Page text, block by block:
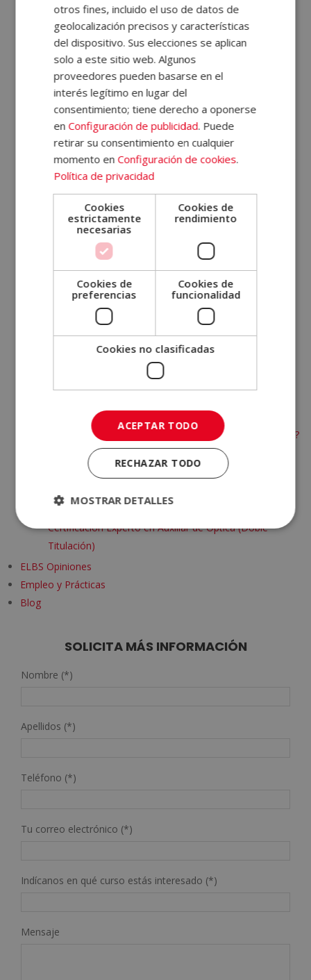
Diploma Autentificado por Notario Europeo
Certificación Experto en Mediación Familiar
Recursos Humanos
Máster en Gestión de Personal
Máster en Nuevas Tecnologías Aplicadas a la Gestión
de RRHH + Postgrado en Programación
Neurolingüística PNL
Salud y Deporte
Programa Superior en Dietética y Nutrición + Coaching
Nutricional (Doble Titulación)
Certificación Experto en Personal Trainer + Coach
Deportivo (Doble Titulación)
Certificación Experto en Acupuntura
Certificación Experto en Naturopatía + Herbodietética
(Doble Titulación)
Curso Auxiliar de Enfermería
Auxiliar de Clínica Veterinaria
Auxiliar de Rehabilitación
Auxiliar de Enfermería Geriátrica
Quiromasaje Corporal y Terapéutico
Certificación Personal Trainer
Quemadores de grasa: ¿son realmente efectivos?
Beneficios de un entrenamiento personalizado
Certificación Experto Auxiliar de Pediatría
Certificación Experto en Auxiliar de Farmacia +
Certificación Experto en Auxiliar de Óptica (Doble
Titulación)
ELBS Opiniones
Empleo y Prácticas
Blog
SOLICITA MÁS INFORMACIÓN
Nombre (*)
Apellidos (*)
Teléfono (*)
Tu correo electrónico (*)
Indícanos en qué curso estás interesado (*)
Mensaje
otros fines, incluido el uso de datos de
geolocalización precisos y características
del dispositivo. Sus elecciones se aplican
solo a este sitio web. Algunos
proveedores pueden basarse en el
interés legítimo en lugar del
consentimiento; tiene derecho a oponerse
enConfiguración de publicidad. Puede
retirar su consentimiento en cualquier
momento enConfiguración de cookies.
Política de privacidad
Cookies
estrictamente
necesarias
Cookies de
rendimiento
Cookies de
preferencias
Cookies de
funcionalidad
Cookies no clasificadas
ACEPTAR TODO
RECHAZAR TODO
MOSTRAR DETALLES